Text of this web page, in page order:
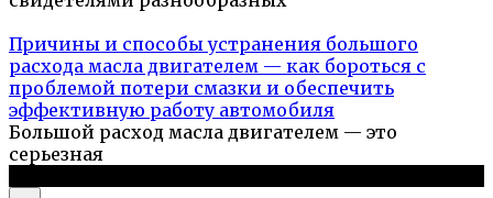
Причины и способы устранения большого
расхода масла двигателем — как бороться с
проблемой потери смазки и обеспечить
эффективную работу автомобиля
Большой расход масла двигателем — это
серьезная